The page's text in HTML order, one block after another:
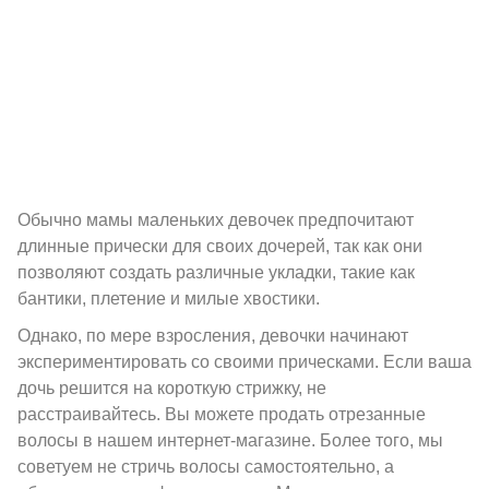
Обычно мамы маленьких девочек предпочитают
длинные прически для своих дочерей, так как они
позволяют создать различные укладки, такие как
бантики, плетение и милые хвостики.
Однако, по мере взросления, девочки начинают
экспериментировать со своими прическами. Если ваша
дочь решится на короткую стрижку, не
расстраивайтесь. Вы можете продать отрезанные
волосы в нашем интернет-магазине. Более того, мы
советуем не стричь волосы самостоятельно, а